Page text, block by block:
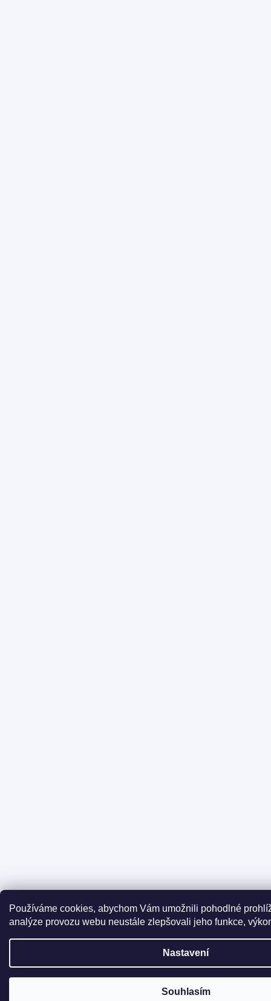
Používáme cookies, abychom Vám umožnili pohodlné
analýze provozu webu neustále zlepšovali jeho funkce,
Nastavení
Souhlasím